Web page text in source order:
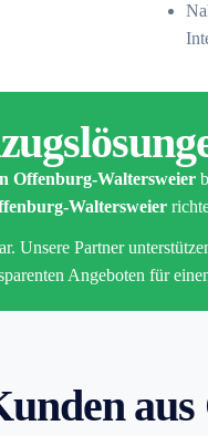
Offenburg-Waltersweier
Waltersweier
Unsere Partner
Angeboten für